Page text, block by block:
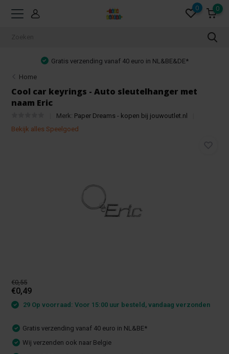
0 0
Gratis verzending vanaf 40 euro in NL&BE&DE*
Home
Cool car keyrings - Auto sleutelhanger met
naam Eric
Merk: Paper Dreams - kopen bij jouwoutlet.nl
Bekijk alles Speelgoed
€0,55
€0,49
29 Op voorraad: Voor 15:00 uur besteld, vandaag verzonden
Gratis verzending vanaf 40 euro in NL&BE*
Wij verzenden ook naar Belgie